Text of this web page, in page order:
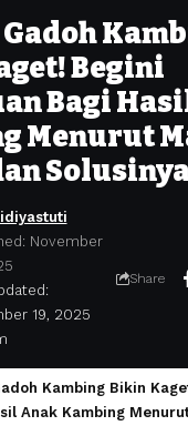
Begini
Bagi
Menurut
19, 2025
November
Share
Kambing Bikin
Anak Kambing